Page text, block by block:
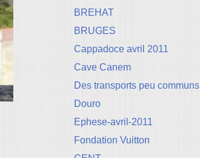
BREHAT
BRUGES
Cappadoce avril 2011
Cave Canem
Des transports peu communs
Douro
Ephese-avril-2011
Fondation Vuitton